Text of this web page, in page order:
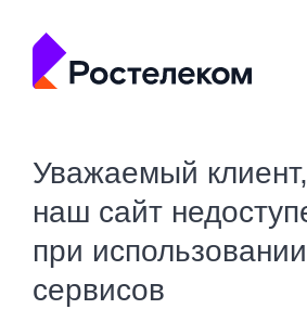
Уважаемый клиент,
наш сайт
при
сервисов